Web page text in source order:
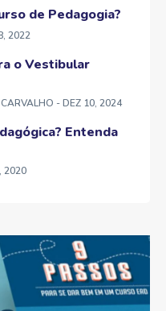
de Pedagogia?
2022
o Vestibular
- DEZ 10, 2024
Entenda
2020